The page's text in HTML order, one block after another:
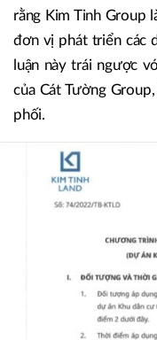
rằng Kim Tinh Group
đơn vị phát triển các
luận này trái ngược
của Cát Tường
phối.